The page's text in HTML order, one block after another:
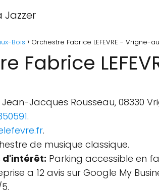
Jazzer
Bois Orchestre Fabrice LEFEVRE - Vrigne-
Fabrice
Jean-Jacques Rousseau, 08330
.
.
de musique classique.
d'intérêt: Parking accessible en
a 12 avis sur Google My